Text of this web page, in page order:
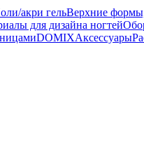
акри гельВерхние
для дизайна ногтей
DOMIXАксессуары